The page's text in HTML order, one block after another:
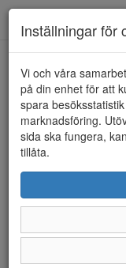
HEM NO BRAND
Inställningar för
Vi och våra
på din enhet för att
spara
marknadsföring.
sida ska fungera,
tillåta.